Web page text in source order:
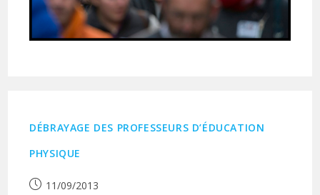
DÉBRAYAGE DES PROFESSEURS D’ÉDUCATION
PHYSIQUE
Publication
11/09/2013